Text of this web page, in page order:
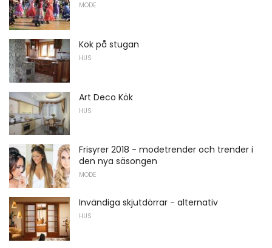
MODE
Kök på stugan
HUS
Art Deco Kök
HUS
Frisyrer 2018 - modetrender och trender i
den nya säsongen
MODE
Invändiga skjutdörrar - alternativ
HUS